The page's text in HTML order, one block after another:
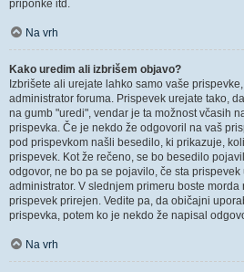
priponke itd.
Na vrh
Kako uredim ali izbrišem objavo?
Izbrišete ali urejate lahko samo vaše
administrator foruma. Prispevek urejate tako,
na gumb "uredi", vendar je ta možnost včasih
prispevka. Če je nekdo že odgovoril na vaš
pod prispevkom našli besedilo, ki prikazuje,
prispevek. Kot že rečeno, se bo besedilo
odgovor, ne bo pa se pojavilo, če sta
administrator. V slednjem primeru boste morda
prispevek prirejen. Vedite pa, da običajni
prispevka, potem ko je nekdo že napisal
Na vrh